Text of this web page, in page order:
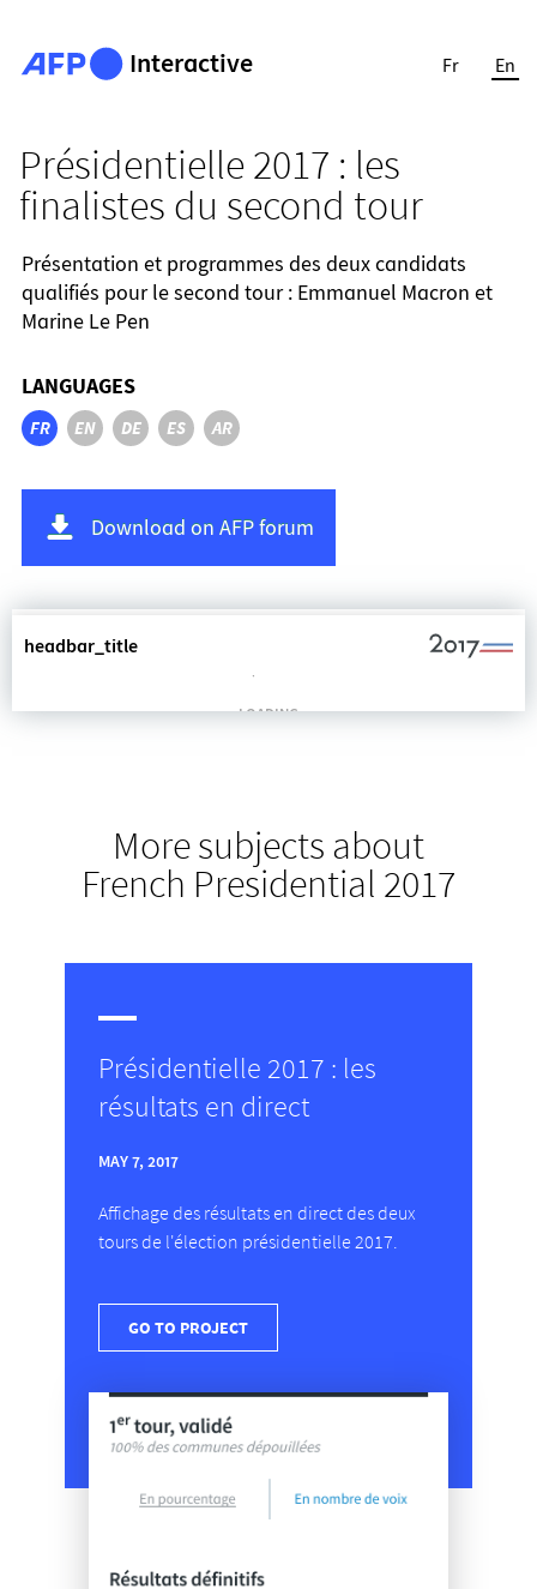
Interactive Fr En
Présidentielle 2017 : les
finalistes du second tour
Présentation et programmes des deux candidats
qualifiés pour le second tour : Emmanuel Macron et
Marine Le Pen
LANGUAGES
FR EN DE ES AR
Download on AFP forum
More subjects about
French Presidential 2017
Présidentielle 2017 : les
résultats en direct
MAY 7, 2017
Affichage des résultats en direct des deux
tours de l'élection présidentielle 2017.
GO TO PROJECT